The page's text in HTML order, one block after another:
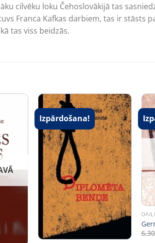
cilvēku loku Čehoslovākijā tas
Franca Kafkas darbiem, tas ir stāsts
tas viss beidzās.
Izpārdošana!
6,30